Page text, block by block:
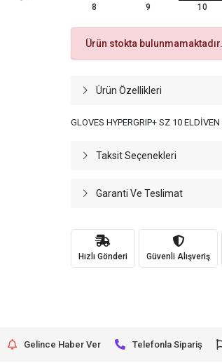
8 9 10
Ürün stokta bulunmamaktadır.
Ürün Özellikleri
GLOVES HYPERGRIP+ SZ 10 ELDİVEN
Taksit Seçenekleri
Garanti Ve Teslimat
Hızlı Gönderi Güvenli Alışveriş
Gelince Haber Ver Telefonla Sipariş